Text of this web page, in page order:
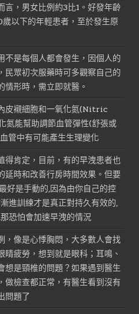
言，男女比例約3比1。好發年齡
以下的年輕患者，至於發生原
不是每個人都會發生，因個人的
民眾初次服藥時可多觀察自己的
形時，需立即就醫。
皮襯細胞和一氧化氮(Nitric
氮能幫助調節血管彈性(舒張或
管中有可能產生生理變化
得肯定，目前，有的早洩患者也
延時和改善行房時間效果。但要
好是手動的,因為由你自己的控
進訓練才是真正對持久有效的,
恐怕會加速早洩的情況
，像是心悸胸悶，大多數人會找
疲勞，想到就是眼科；耳鳴、
想是頸椎的問題？如果遇到醫生
做檢查都正常，有醫生看到沒有
問題了